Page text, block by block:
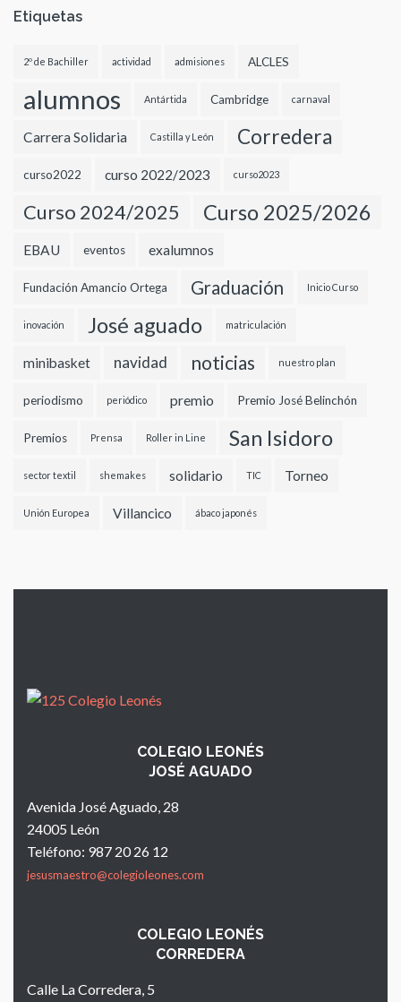
Etiquetas
2º de Bachiller actividad admisiones ALCLES
alumnos Antártida Cambridge carnaval
Carrera Solidaria Castilla y León Corredera
curso2022 curso 2022/2023 curso2023
Curso 2024/2025 Curso 2025/2026
EBAU eventos exalumnos
Fundación Amancio Ortega Graduación Inicio Curso
inovación José aguado matriculación
minibasket navidad noticias nuestro plan
periodismo periódico premio Premio José Belinchón
Premios Prensa Roller in Line San Isidoro
sector textil shemakes solidario TIC Torneo
Unión Europea Villancico ábaco japonés
COLEGIO LEONÉS
JOSÉ AGUADO
Avenida José Aguado, 28
24005 León
Teléfono: 987 20 26 12
jesusmaestro@colegioleones.com
COLEGIO LEONÉS
CORREDERA
Calle La Corredera, 5